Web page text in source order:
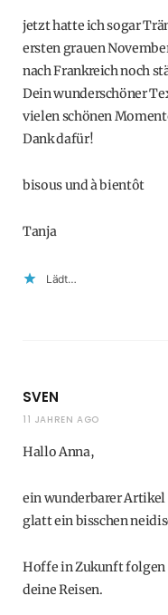
jetzt hatte ich sogar
ersten grauen
nach Frankreich noch
Dein wunderschöner
vielen schönen
Dank dafür!
bisous und à bientôt
Tanja
Lädt…
SVEN
11 JAHREN AGO
Hallo Anna,
ein wunderbarer
glatt ein bisschen
Hoffe in Zukunft folgen
deine Reisen.